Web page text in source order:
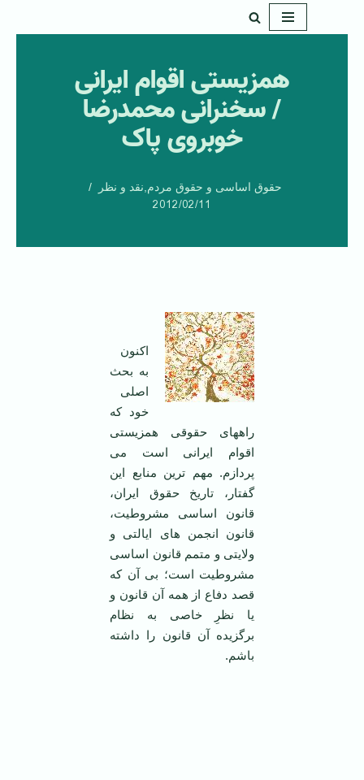
همزیستی اقوام ایرانی
/ سخنرانی محمدرضا
خوبروی پاک
حقوق اساسی و حقوق مردم,نقد و نظر
2012/02/11
اکنون
به بحث
اصلی
خود که
راههای حقوقی همزیستی
اقوام ایرانی است می
پردازم. مهم ترین منابع این
گفتار، تاریخ حقوق ایران،
قانون اساسی مشروطیت،
قانون انجمن های ایالتی و
ولایتی و متمم قانون اساسی
مشروطیت است؛ بی آن که
قصد دفاع از همه آن قانون و
یا نظرِ خاصی به نظام
برگزیده آن قانون را داشته
باشم.